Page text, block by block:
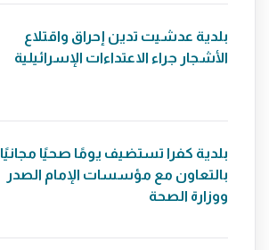
بلدية عدشيت تدين إحراق واقتلاع
الأشجار جراء الاعتداءات الإسرائيلية
بلدية كفرا تستضيف يومًا صحيًا مجانيًا
بالتعاون مع مؤسسات الإمام الصدر
ووزارة الصحة